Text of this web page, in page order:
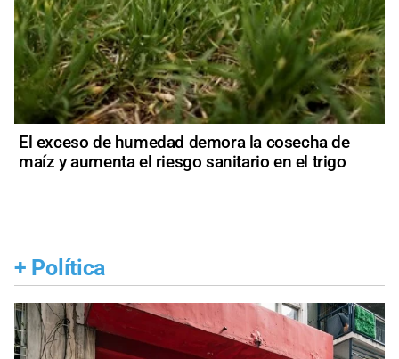
El exceso de humedad demora la cosecha de
maíz y aumenta el riesgo sanitario en el trigo
+ Política